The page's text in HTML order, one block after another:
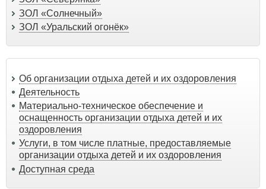
ЗОЛ «Солнечный»
ЗОЛ «Уральский огонёк»
Об организации отдыха детей и их оздоровления
Деятельность
Материально-техническое обеспечение и
оснащенность организации отдыха детей и их
оздоровления
Услуги, в том числе платные, предоставляемые
организации отдыха детей и их оздоровления
Доступная среда